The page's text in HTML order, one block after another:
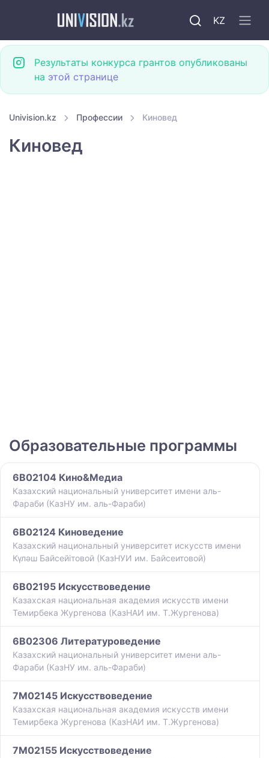
KZ
Результаты конкурса грантов опубликованы
на этой странице
Univision.kz Профессии Киновед
Киновед
Образовательные программы
6B02104 Кино&Медиа
Казахский национальный университет имени аль-
Фараби (КазНУ им. аль-Фараби)
6B02124 Киноведение
Казахский национальный университет искусств имени
Күләш Байсейітовой (КазНУИ им. Байсеитовой)
6B02195 Искусствоведение
Казахская национальная академия искусств имени
Темирбека Жургенова (КазНАИ им. Т.Жургенова)
6B02306 Литературоведение
Казахский национальный университет имени аль-
Фараби (КазНУ им. аль-Фараби)
7M02145 Искусствоведение
Казахская национальная академия искусств имени
Темирбека Жургенова (КазНАИ им. Т.Жургенова)
7M02155 Искусствоведение